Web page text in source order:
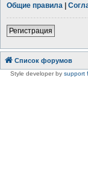
Общие правила |
Регистрация
Список форумов
Style developer by support